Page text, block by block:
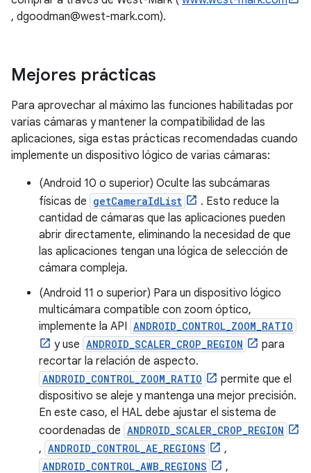
, dgoodman@west-mark.com).
Mejores prácticas
Para aprovechar al máximo las funciones habilitadas por
varias cámaras y mantener la compatibilidad de las
aplicaciones, siga estas prácticas recomendadas cuando
implemente un dispositivo lógico de varias cámaras:
(Android 10 o superior) Oculte las subcámaras
físicas de getCameraIdList
. Esto reduce la
cantidad de cámaras que las aplicaciones pueden
abrir directamente, eliminando la necesidad de que
las aplicaciones tengan una lógica de selección de
cámara compleja.
(Android 11 o superior) Para un dispositivo lógico
multicámara compatible con zoom óptico,
implemente la API ANDROID_CONTROL_ZOOM_RATIO
y use ANDROID_SCALER_CROP_REGION
para
recortar la relación de aspecto.
ANDROID_CONTROL_ZOOM_RATIO
permite que el
dispositivo se aleje y mantenga una mejor precisión.
En este caso, el HAL debe ajustar el sistema de
coordenadas de ANDROID_SCALER_CROP_REGION
, ANDROID_CONTROL_AE_REGIONS ,
ANDROID_CONTROL_AWB_REGIONS ,